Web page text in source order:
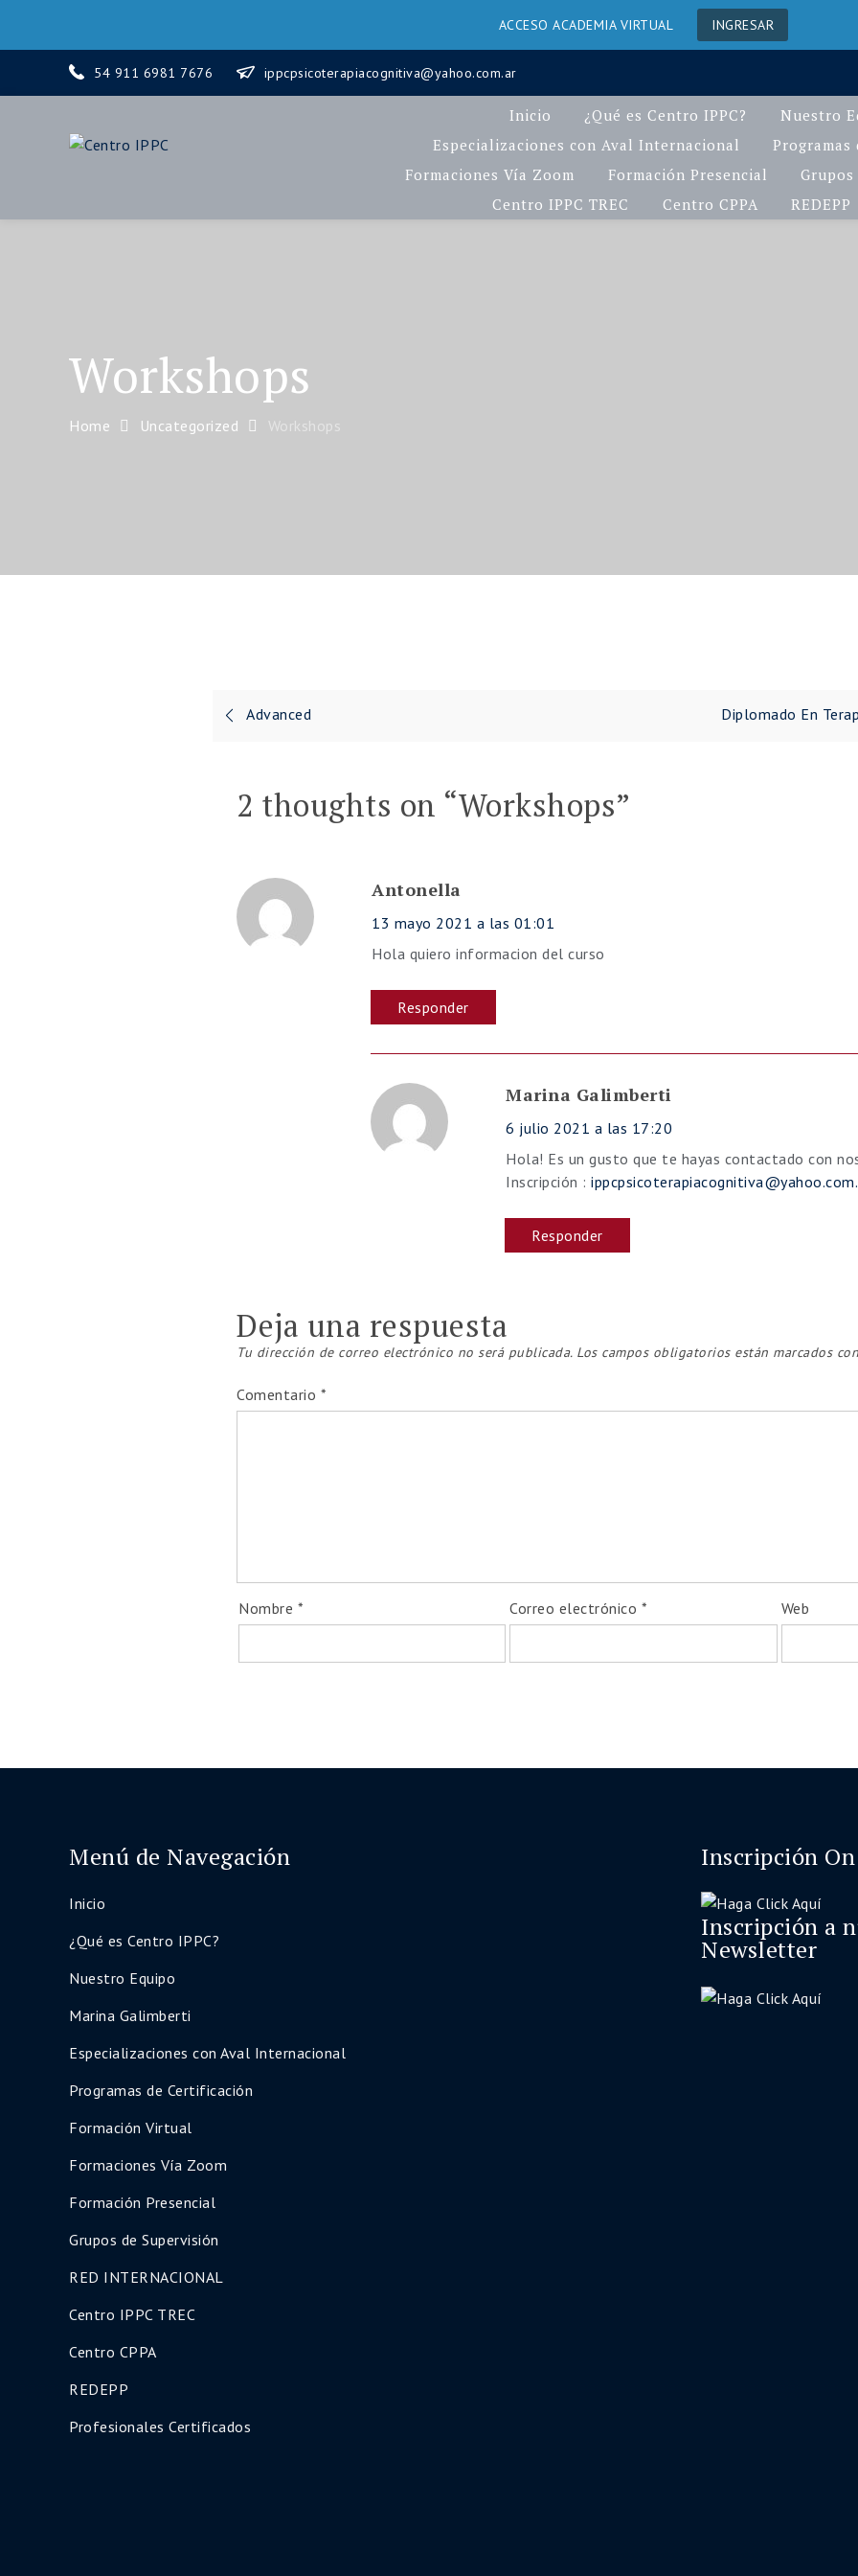
ACCESO ACADEMIA VIRTUAL INGRESAR
54 911 6981 7676 ippcpsicoterapiacognitiva@yahoo.com.ar
Inicio ¿Qué es Centro IPPC?
Nuestro
Especializaciones con Aval Internacional
Formaciones Vía Zoom
Formación Presencial
Centro IPPC TREC
Centro CPPA REDEPP
Workshops
Home Uncategorized Workshops
Advanced Diplomado En
2 thoughts on “Workshops”
Antonella
13 mayo 2021 a las 01:01
Hola quiero informacion del curso
Responder
Marina Galimberti
6 julio 2021 a las 17:20
Hola! Es un gusto que te hayas contactado con
Inscripción :
Responder
Deja una respuesta
Tu dirección de correo electrónico no será publicada. Los campos obligatorios están marcados
Comentario *
Nombre * Correo electrónico * Web
Menú de Navegación
Inicio
¿Qué es Centro IPPC?
Nuestro Equipo
Marina Galimberti
Especializaciones con Aval Internacional
Programas de Certificación
Formación Virtual
Formaciones Vía Zoom
Formación Presencial
Grupos de Supervisión
RED INTERNACIONAL
Centro IPPC TREC
Centro CPPA
REDEPP
Profesionales Certificados
Inscripción
Inscripción a
Newsletter